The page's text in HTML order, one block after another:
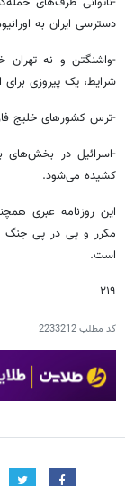
دسترسی ایران به
-واشنگتن و نه تهران
شرایط، یک پیروزی برای
-ترس کشورهای خلیج
-اسرائیل در بخش‌های
کشیده می‌شود.
این روزنامه عبری
مکرر و پی در پی جنگ
است.
۲۱۹
کد مطلب2233212